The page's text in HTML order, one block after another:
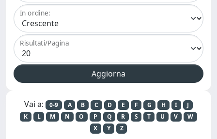
In ordine:
Risultati/Pagina
Vai a: 0-9 A B C D E F G H I
J
K
L M N O P Q R S T U V
W
X
Y Z